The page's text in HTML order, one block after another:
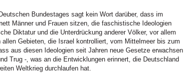
Bundestages sagt kein Wort darüber, dass im
Männer und Frauen sitzen, die faschistische Ideologien
Diktatur und die Unterdrückung anderer Völker, vor allem
Gebieten, die Israel kontrolliert, vom Mittelmeer bis zum
aus diesen Ideologien seit Jahren neue Gesetze erwachsen
Trug -, was an die Entwicklungen erinnert, die Deutschland
Weltkrieg durchlaufen hat.